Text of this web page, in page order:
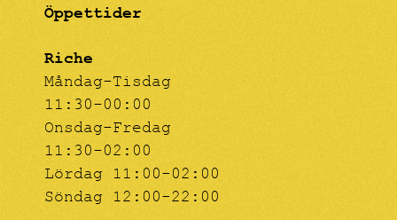
Öppettider
Riche
Måndag-Tisdag
11:30-00:00
Onsdag-Fredag
11:30-02:00
Lördag 11:00-02:00
Söndag 12:00-22:00